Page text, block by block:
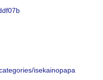
isekainopapa